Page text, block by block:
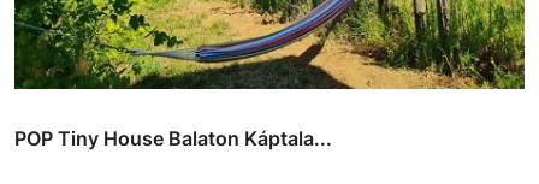
POP Tiny House Balaton Káptala...